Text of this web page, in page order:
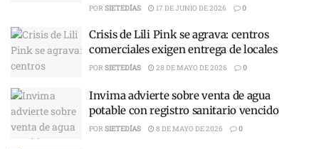
POR SIETEDÍAS 17 DE JUNIO DE 2026 0
Crisis de Lili Pink se agrava: centros
comerciales exigen entrega de locales
POR SIETEDÍAS 28 DE MAYO DE 2026 0
Invima advierte sobre venta de agua
potable con registro sanitario vencido
POR SIETEDÍAS 8 DE MAYO DE 2026 0